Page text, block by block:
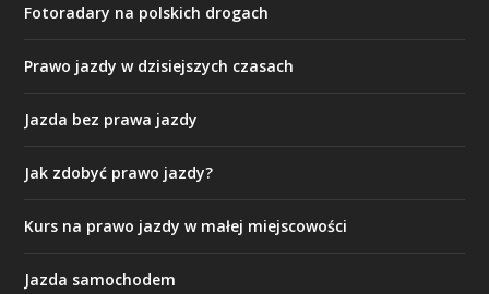
Fotoradary na polskich drogach
Prawo jazdy w dzisiejszych czasach
Jazda bez prawa jazdy
Jak zdobyć prawo jazdy?
Kurs na prawo jazdy w małej miejscowości
Jazda samochodem